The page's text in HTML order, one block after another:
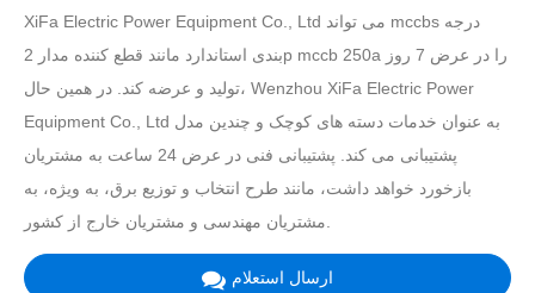
XiFa Electric Power Equipment Co., Ltd می تواند mccbs درجه
بندی استاندارد مانند قطع کننده مدار 2p mccb 250a را در عرض 7 روز
تولید و عرضه کند. در همین حال، Wenzhou XiFa Electric Power
Equipment Co., Ltd به عنوان خدمات دسته های کوچک و چندین مدل
پشتیبانی می کند. پشتیبانی فنی در عرض 24 ساعت به مشتریان
بازخورد خواهد داشت، مانند طرح انتخاب و توزیع برق، به ویژه، به
مشتریان مهندسی و مشتریان خارج از کشور.
ارسال استعلام